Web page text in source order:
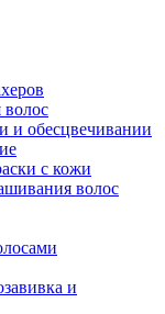
волос
и обесцвечивании
с кожи
волос
и